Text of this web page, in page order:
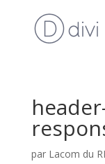
par Lacom du